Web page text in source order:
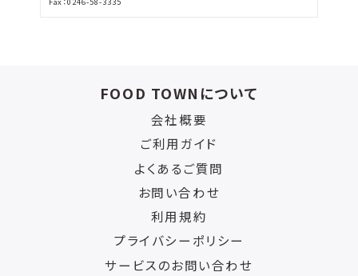
FOOD TOWNについて
会社概要
ご利用ガイド
よくあるご質問
お問い合わせ
利用規約
プライバシーポリシー
サービスのお問い合わせ